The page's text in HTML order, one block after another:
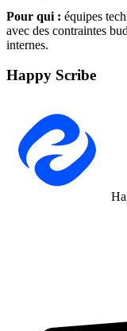
Pour qui : équipes
avec des contraintes
internes.
Happy Scribe